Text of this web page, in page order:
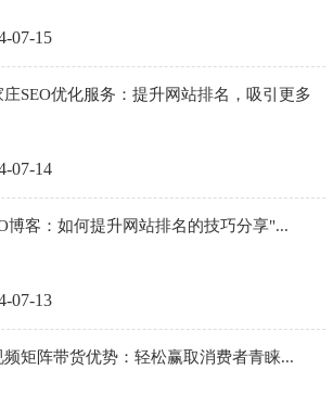
07-15
庄SEO优化服务：提升网站排名，吸引更多
07-14
博客：如何提升网站排名的技巧分享"...
07-13
频矩阵带货优势：轻松赢取消费者青睐...